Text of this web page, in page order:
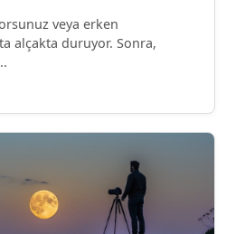
veya erken
alçakta duruyor. Sonra,